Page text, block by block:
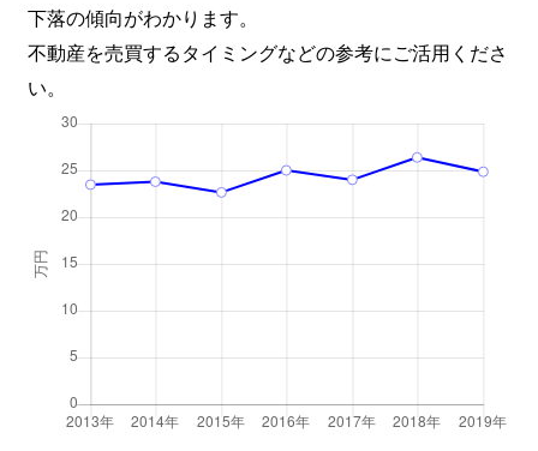
下落の傾向がわかります。
不動産を売買するタイミングなどの参考にご活用くださ
い。